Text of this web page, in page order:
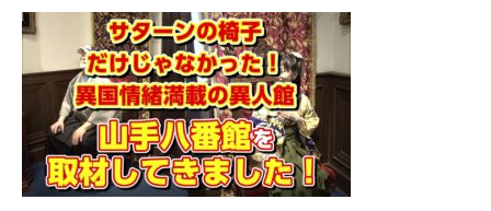
Warning: Undefined array key 0 in
/home/kobeijinkan/kobeijinkan.com/public_html/wp-
content/themes/kadan_tcd056/single.php
Warning: Attempt to read property "name" on null in